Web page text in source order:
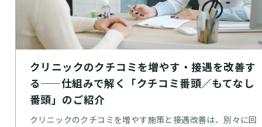
クリニックのクチコミを増やす・接遇を改善す
る——仕組みで解く「クチコミ番頭／もてなし
番頭」のご紹介
クリニックのクチコミを増やす施策と接遇改善は、別々に回